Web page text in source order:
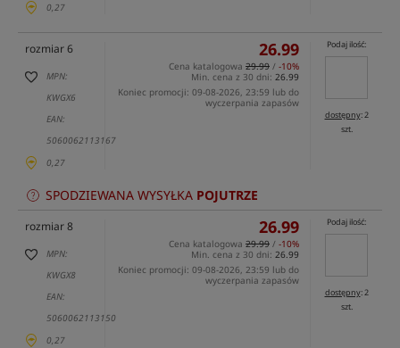
0,27
rozmiar 6
MPN:
KWGX6
EAN:
5060062113167
0,27
26.99
Cena katalogowa 29.99 / -10%
Min. cena z 30 dni: 26.99
Koniec promocji: 09-08-2026, 23:59 lub do
wyczerpania zapasów
Podaj ilość:
dostępny: 2
szt.
SPODZIEWANA WYSYŁKA POJUTRZE
rozmiar 8
MPN:
KWGX8
EAN:
5060062113150
0,27
26.99
Cena katalogowa 29.99 / -10%
Min. cena z 30 dni: 26.99
Koniec promocji: 09-08-2026, 23:59 lub do
wyczerpania zapasów
Podaj ilość:
dostępny: 2
szt.